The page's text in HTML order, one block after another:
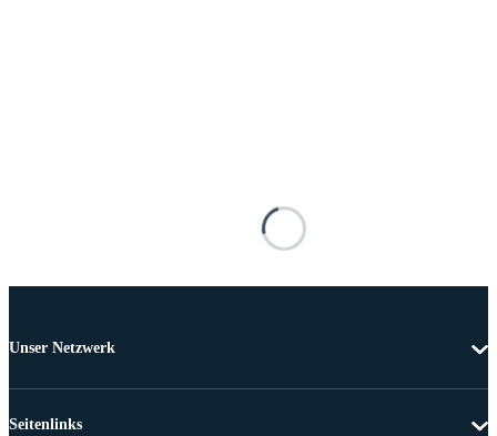
Unser Netzwerk
Seitenlinks